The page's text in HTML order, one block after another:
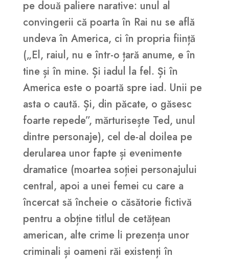
pe două paliere narative: unul al
convingerii că poarta în Rai nu se află
undeva în America, ci în propria ființă
(„El, raiul, nu e într-o țară anume, e în
tine și în mine. Și iadul la fel. Și în
America este o poartă spre iad. Unii pe
asta o caută. Și, din păcate, o găsesc
foarte repede”, mărturisește Ted, unul
dintre personaje), cel de-al doilea pe
derularea unor fapte și evenimente
dramatice (moartea soției personajului
central, apoi a unei femei cu care a
încercat să încheie o căsătorie fictivă
pentru a obține titlul de cetățean
american, alte crime li prezența unor
criminali și oameni răi existenți în